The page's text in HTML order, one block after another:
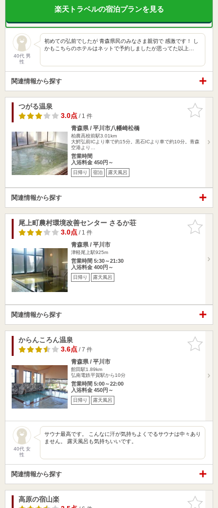
楽天トラベルの宿泊プランを見る
40代 男
性
初めての弘前でしたが 青森県民のみなさま親切で 感激です！ し
かもこちらのホテルはネットで予約しましたが思ってた以上…
関連情報から探す
お気に入
りに追加
つがる温泉
3.0点/ 1 件
青森県 / 平川市八幡崎松橋
柏農高校前駅3.01km
大鰐弘前ICより車で約15分。黒石ICより車で約10分。青森
空港より…
営業時間
入浴料金 450円～
日帰り 宿泊 露天風呂
関連情報から探す
お気に入
りに追加
尾上町農村環境改善センター さるか荘
3.0点/ 1 件
青森県 / 平川市
津軽尾上駅925m
営業時間 5:30～21:30
入浴料金 400円～
日帰り 露天風呂
関連情報から探す
お気に入
りに追加
からんころん温泉
3.6点/ 7 件
青森県 / 平川市
館田駅1.89km
弘南電鉄平賀駅から10分
営業時間 5:00～22:00
入浴料金 450円～
日帰り 露天風呂
40代 女
性
サウナ最高です。 こんなに汗が気持ちよくでるサウナは中々あり
ません。 露天風呂も気持ちいいです。
関連情報から探す
お気に入
高原の宿山楽